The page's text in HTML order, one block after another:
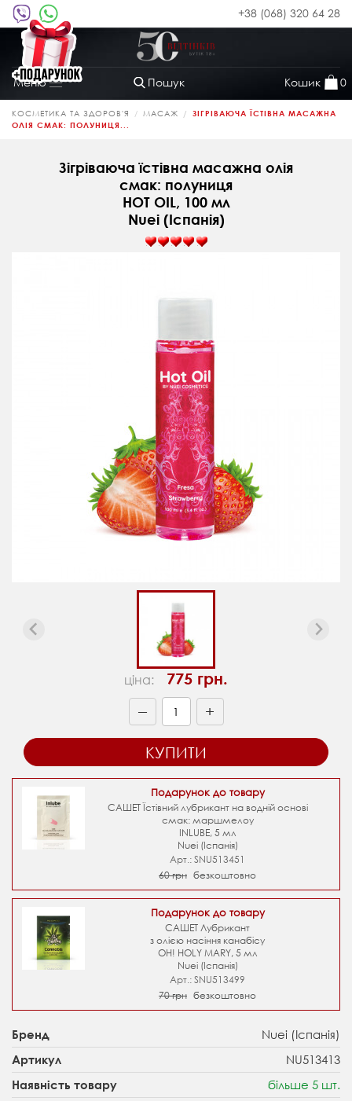
+38 (068) 320 64 28
Пошук Кошик 0
Меню Toggle
navigation
КОСМЕТИКА ТА ЗДОРОВ'Я МАСАЖ
ЗІГРІВАЮЧА ЇСТІВНА МАСАЖНА
ОЛІЯ СМАК: ПОЛУНИЦЯ...
Зігріваюча їстівна масажна олія
смак: полуниця
HOT OIL, 100 мл
Nuei (Іспанія)
ціна: 775 грн.
— +
КУПИТИ
Подарунок до товару
САШЕТ Їстівний лубрикант на водній основі
смак: маршмелоу
INLUBE, 5 мл
Nuei (Іспанія)
Арт.: SNU513451
60 грн безкоштовно
Подарунок до товару
САШЕТ Лубрикант
з олією насіння канабісу
OH! HOLY MARY, 5 мл
Nuei (Іспанія)
Арт.: SNU513499
70 грн безкоштовно
Бренд Nuei (Іспанія)
Артикул NU513413
Наявність товару більше 5 шт.